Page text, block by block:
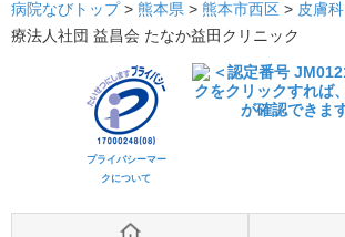
病院なびトップ > 熊本県 > 熊本市西区 > 皮膚科
療法人社団 益昌会 たなか益田クリニック
プライバシーマー
クについて